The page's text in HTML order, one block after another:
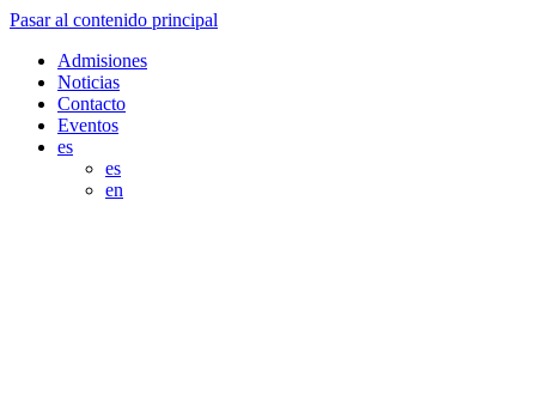
Pasar al contenido principal
Admisiones
Noticias
Contacto
Eventos
es
es
en